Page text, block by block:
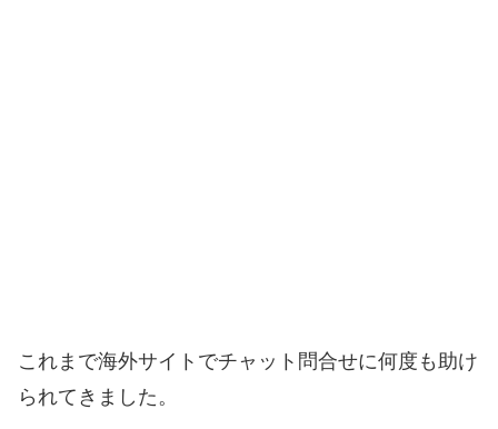
これまで海外サイトでチャット問合せに何度も助け
られてきました。